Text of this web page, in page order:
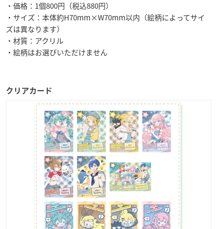
・価格：1個800円（税込880円）
・サイズ：本体約H70mm×W70mm以内（絵柄によってサイ
ズは異なります）
・材質：アクリル
・絵柄はお選びいただけません
クリアカード